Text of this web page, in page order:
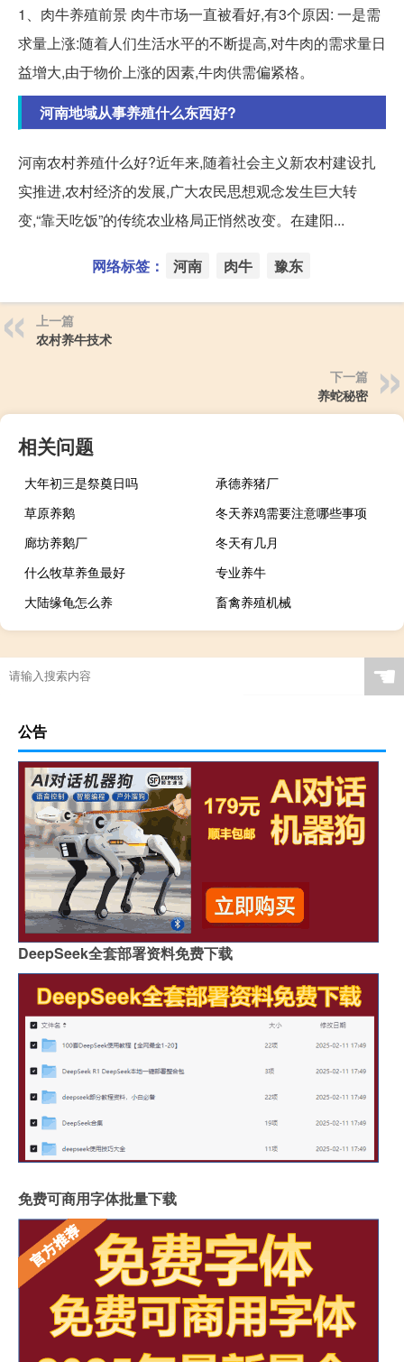
1、肉牛养殖前景 肉牛市场一直被看好,有3个原因: 一是需
求量上涨:随着人们生活水平的不断提高,对牛肉的需求量日
益增大,由于物价上涨的因素,牛肉供需偏紧格。
河南地域从事养殖什么东西好?
河南农村养殖什么好?近年来,随着社会主义新农村建设扎
实推进,农村经济的发展,广大农民思想观念发生巨大转
变,“靠天吃饭”的传统农业格局正悄然改变。在建阳...
网络标签： 河南 肉牛 豫东
上一篇
农村养牛技术
下一篇
养蛇秘密
相关问题
大年初三是祭奠日吗
承德养猪厂
草原养鹅
冬天养鸡需要注意哪些事项
廊坊养鹅厂
冬天有几月
什么牧草养鱼最好
专业养牛
大陆缘龟怎么养
畜禽养殖机械
☚
公告
DeepSeek全套部署资料免费下载
免费可商用字体批量下载